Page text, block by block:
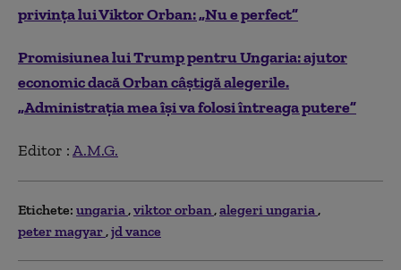
privința lui Viktor Orban: „Nu e perfect”
Promisiunea lui Trump pentru Ungaria: ajutor
economic dacă Orban câștigă alegerile.
„Administraţia mea își va folosi întreaga putere”
Editor :A.M.G.
Etichete: ungaria viktor orban alegeri ungaria
peter magyar jd vance